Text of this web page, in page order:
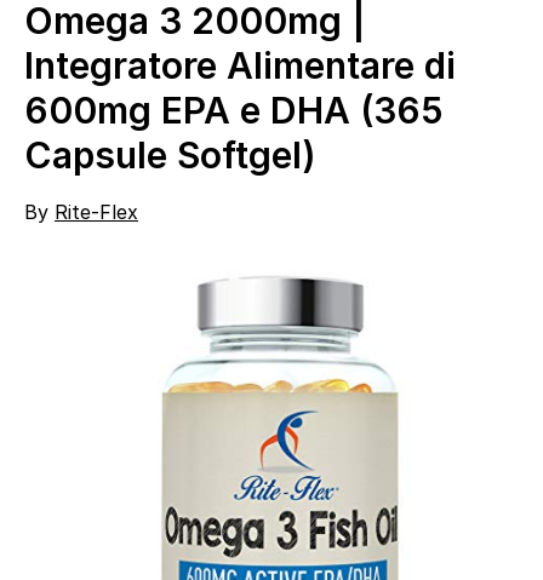
Omega 3 2000mg |
Integratore Alimentare di
600mg EPA e DHA (365
Capsule Softgel)
By Rite-Flex